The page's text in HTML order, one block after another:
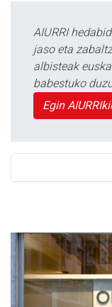
AIURRI
jaso eta
albisteak
babestuko
Egin